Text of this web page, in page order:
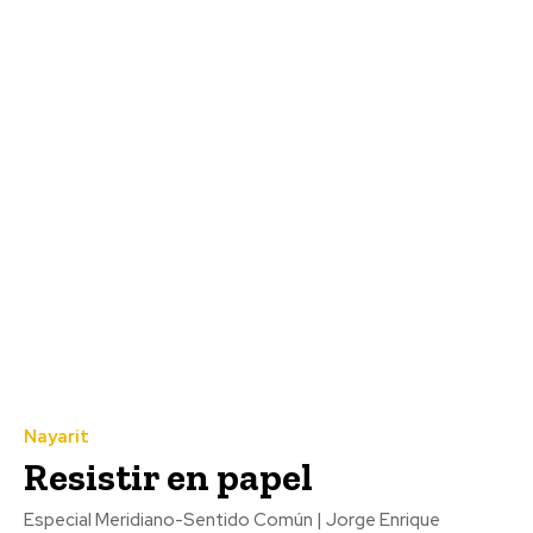
Nayarit
Resistir en papel
Especial Meridiano-Sentido Común | Jorge Enrique